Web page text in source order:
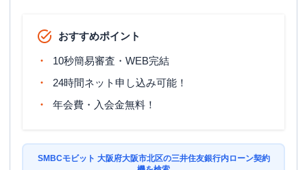
おすすめポイント
10秒簡易審査・WEB完結
24時間ネット申し込み可能！
年会費・入会金無料！
SMBCモビット 大阪府大阪市北区の三井住友銀行内ローン契約